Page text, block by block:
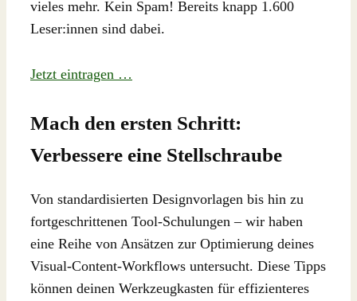
vieles mehr. Kein Spam! Bereits knapp 1.600
Leser:innen sind dabei.
Jetzt eintragen …
Mach den ersten Schritt:
Verbessere eine Stellschraube
Von standardisierten Designvorlagen bis hin zu
fortgeschrittenen Tool-Schulungen – wir haben
eine Reihe von Ansätzen zur Optimierung deines
Visual-Content-Workflows untersucht. Diese Tipps
können deinen Werkzeugkasten für effizienteres